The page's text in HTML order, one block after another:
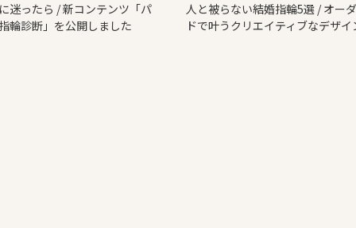
迷ったら / 新コンテンツ「パ
輪診断」を公開しました
人と被らない結婚指輪5選 / オー
ドで叶うクリエイティブなデザイ